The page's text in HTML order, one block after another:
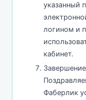
указанный
логином и
кабинет.
Фаберлик